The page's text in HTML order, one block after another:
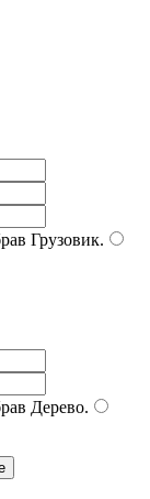
Грузовик.
Дерево.